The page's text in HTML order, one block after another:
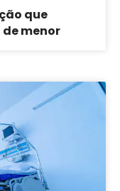
que
menor